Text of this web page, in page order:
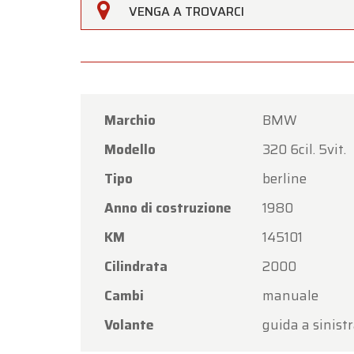
VENGA A TROVARCI
Marchio
BMW
Modello
320 6cil. 5vit.
Tipo
berline
Anno di costruzione
1980
KM
145101
Cilindrata
2000
Cambi
manuale
Volante
guida a
di
Il
Grazie